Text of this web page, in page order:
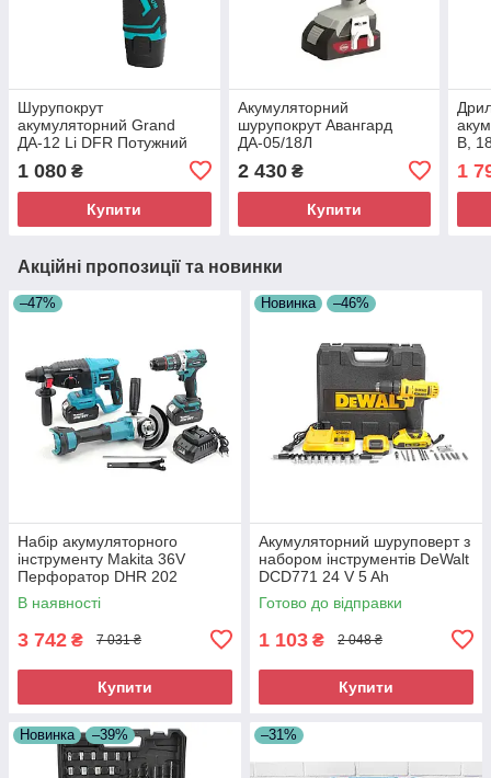
Шурупокрут
акумуляторний Grand
ДА-12 Li DFR Потужний
шурупокрут
1 080 ₴
Купити
Акумуляторний
шурупокрут Авангард
ДА-05/18Л
акумуляторний
шурупокрут
2 430₴
Купити
В,
1
Акційні пропозиції та новинки
–47%
Набір акумуляторного
інструменту Makita 36V
Перфоратор DHR 202
Болгарка DGA 540
Шурупокрут DDF 484
В наявності
3 742 ₴ 7 031 ₴
Купити
Новинка –46%
Акумуляторний шуруповерт з
набором інструментів DeWalt
DCD771 24 V 5 Ah
Багатофункціональний
акумуляторний шуруповерт
Готово до відправки
1 103 ₴ 2 048 ₴
Купити
Новинка –39% –31%